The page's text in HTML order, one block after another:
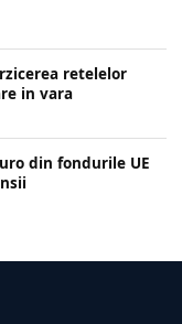
retelelor
in vara
din fondurile UE